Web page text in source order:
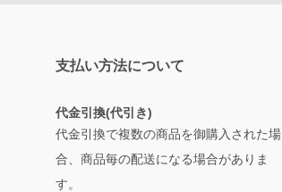
支払い方法について
代金引換(代引き)
代金引換で複数の商品を御購入された場
合、商品毎の配送になる場合がありま
す。